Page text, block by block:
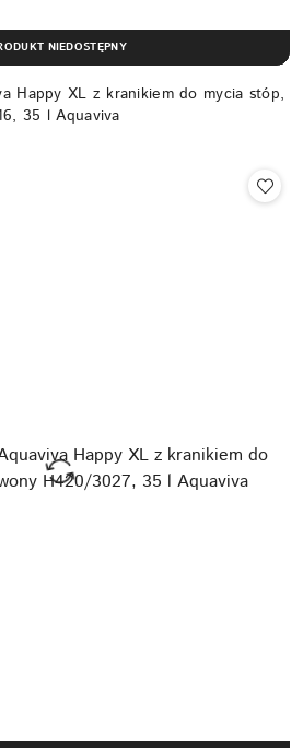
Happy XL z kranikiem do mycia stóp,
35 l Aquaviva
NIEDOSTĘPNY